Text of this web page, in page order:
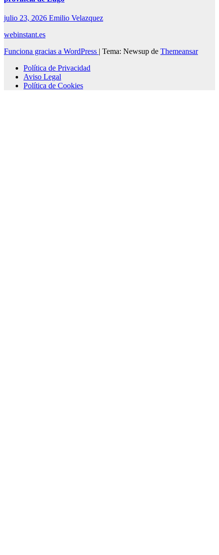
julio 23, 2026 Emilio Velazquez
webinstant.es
Funciona gracias a WordPress | Tema: Newsup de Themeansar
Política de Privacidad
Aviso Legal
Política de Cookies